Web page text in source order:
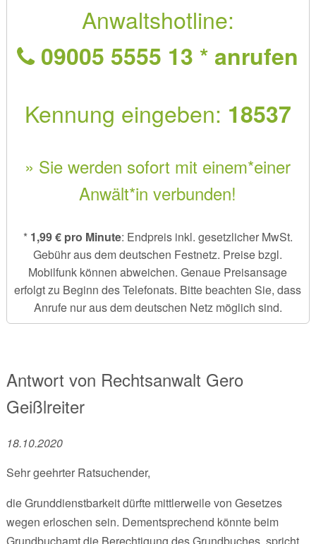
Anwaltshotline:
09005 5555 13 * anrufen
Kennung eingeben: 18537
» Sie werden sofort mit einem*einer
Anwält*in verbunden!
* 1,99 € pro Minute: Endpreis inkl. gesetzlicher MwSt.
Gebühr aus dem deutschen Festnetz. Preise bzgl.
Mobilfunk können abweichen. Genaue Preisansage
erfolgt zu Beginn des Telefonats. Bitte beachten Sie, dass
Anrufe nur aus dem deutschen Netz möglich sind.
Antwort von Rechtsanwalt Gero
Geißlreiter
18.10.2020
Sehr geehrter Ratsuchender,
die Grunddienstbarkeit dürfte mittlerweile von Gesetzes
wegen erloschen sein. Dementsprechend könnte beim
Grundbuchamt die Berechtigung des Grundbuches, spricht